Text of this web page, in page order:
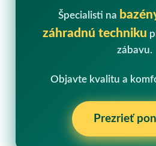
Špecialisti na
záhradnú techniku
zábavu.
Objavte kvalitu a
Prezrieť